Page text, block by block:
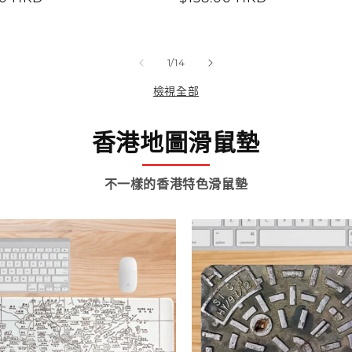
1//
14
檢視全部
香港地圖滑鼠墊
不一樣的香港特色滑鼠墊